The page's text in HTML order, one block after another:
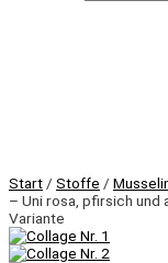
Start / Stoffe /
– Uni rosa, pfirsich
Variante